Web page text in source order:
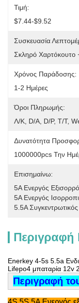
Τιμή:
$7.44-$9.52
Συσκευασία
Σκληρό Χαρτόκουτο
Χρόνος Παράδοσης:
1-2 Ημέρες
Όροι Πληρωμής:
Λ/Κ, D/A, D/P, T/T,
Δυνατότητα
1000000pcs Την
Επισημαίνω:
5A Ενεργός
5A Ενεργός
5.5Α
Περιγραφή
Enerkey 4-5s 5.5a
Lifepo4 μπαταρία 12v
Περιγραφή